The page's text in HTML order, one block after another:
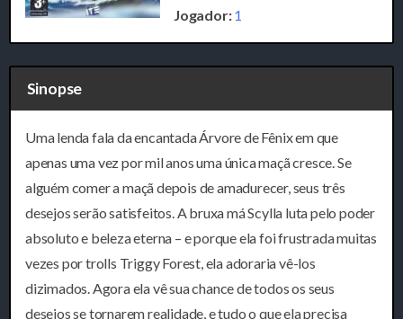
Jogador:1
Sinopse
Uma lenda fala da encantada Árvore de Fênix em que
apenas uma vez por mil anos uma única maçã cresce. Se
alguém comer a maçã depois de amadurecer, seus três
desejos serão satisfeitos. A bruxa má Scylla luta pelo poder
absoluto e beleza eterna – e porque ela foi frustrada muitas
vezes por trolls Triggy Forest, ela adoraria vê-los
dizimados. Agora ela vê sua chance de todos os seus
desejos se tornarem realidade, e tudo o que ela precisa